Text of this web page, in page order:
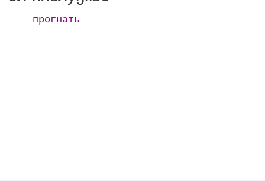
прогнать